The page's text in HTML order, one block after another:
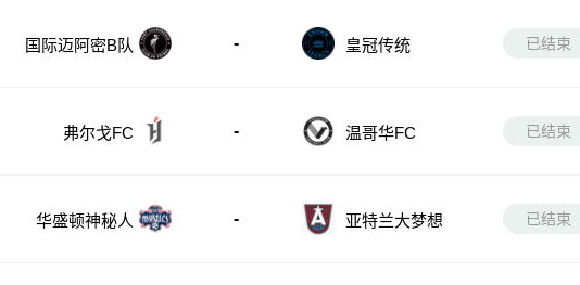
国际迈阿密B队 - 皇冠传统 已结束
弗尔戈FC - 温哥华FC 已结束
华盛顿神秘人 - 亚特兰大梦想 已结束